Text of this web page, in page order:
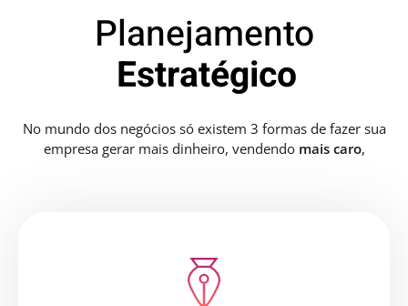
Planejamento
Estratégico
No mundo dos negócios só existem 3 formas de fazer sua
empresa gerar mais dinheiro, vendendo mais caro,
clientes de forma automática
Basta saber usar as estratégias corretas, para